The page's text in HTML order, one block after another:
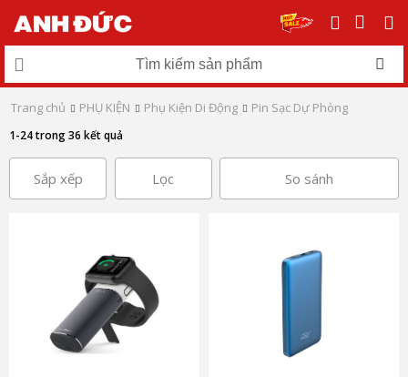
Trang chủ PHỤ KIỆN Phụ Kiện Di Động Pin Sạc Dự Phòng
1-24 trong 36 kết quả
Sắp xếp Lọc So sánh